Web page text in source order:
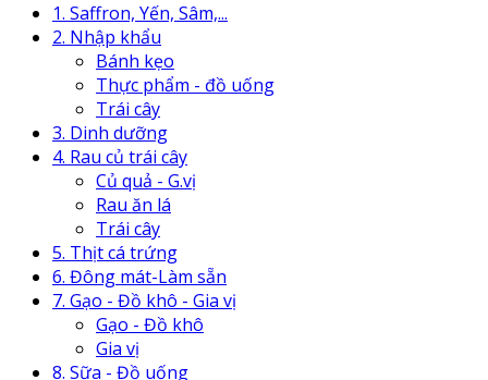
1. Saffron, Yến, Sâm,...
2. Nhập khẩu
Bánh kẹo
Thực phẩm - đồ uống
Trái cây
3. Dinh dưỡng
4. Rau củ trái cây
Củ quả - G.vị
Rau ăn lá
Trái cây
5. Thịt cá trứng
6. Đông mát-Làm sẵn
7. Gạo - Đồ khô - Gia vị
Gạo - Đồ khô
Gia vị
8. Sữa - Đồ uống